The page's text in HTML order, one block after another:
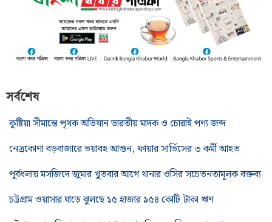
সর্বশেষ
কুষ্টিয়া সীমান্তে পৃথক অভিযান ভারতীয় মাদক ও চোরাই পণ্য জব্দ
নেত্রকোণা বড়বাজারে ভয়াবহ আগুন, ফায়ার সার্ভিসের ৩ কর্মী আহত
পূর্বধলায় মসজিদে জুমার খুতবার আগে থানার ওসির সচেতনতামূলক বক্তব্য
চট্টগ্রাম ওয়াসার ঘাড়ে ঝুলছে ১৫ হাজার ৯৫৪ কোটি টাকা ঋণ